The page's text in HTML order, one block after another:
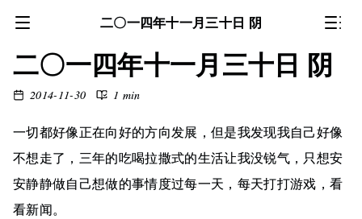
二〇一四年十一月三十日 阴
二〇一四年十一月三十日 阴
2014-11-30 1 min
一切都好像正在向好的方向发展，但是我发现我自己好像
不想走了，三年的吃喝拉撒式的生活让我没锐气，只想安
安静静做自己想做的事情度过每一天，每天打打游戏，看
看新闻。